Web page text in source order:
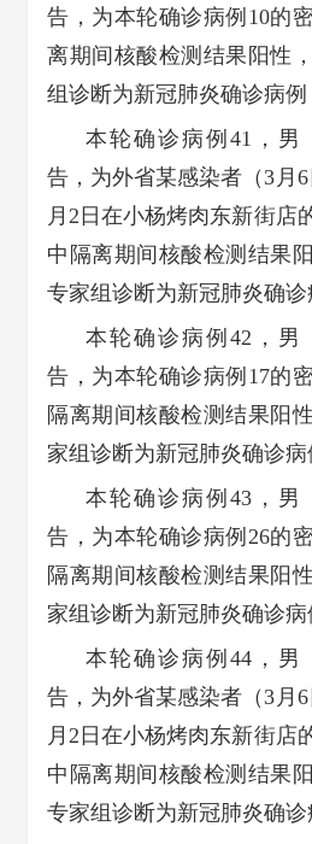
告，为本轮确诊病例10的
离期间核酸检测结果阳性
组诊断为新冠肺炎确诊病例
本轮确诊病例41，男
告，为外省某感染者（3月
月2日在小杨烤肉东新街店
中隔离期间核酸检测结果
专家组诊断为新冠肺炎确诊
本轮确诊病例42，男
告，为本轮确诊病例17的
隔离期间核酸检测结果阳
家组诊断为新冠肺炎确诊病
本轮确诊病例43，男
告，为本轮确诊病例26的
隔离期间核酸检测结果阳
家组诊断为新冠肺炎确诊病
本轮确诊病例44，男
告，为外省某感染者（3月
月2日在小杨烤肉东新街店
中隔离期间核酸检测结果
专家组诊断为新冠肺炎确诊